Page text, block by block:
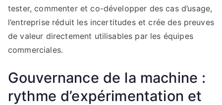
tester, commenter et co-développer des cas d’usage,
l’entreprise réduit les incertitudes et crée des preuves
de valeur directement utilisables par les équipes
commerciales.
Gouvernance de la machine :
rythme d’expérimentation et